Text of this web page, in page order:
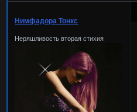
Нимфадора Тонкс
Неряшливость вторая стихия